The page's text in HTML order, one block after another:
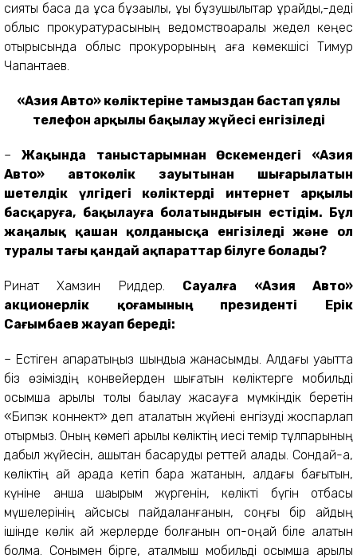
сияқты басқа да ұсақ бұзақылық, құқық бұзушылықтар құрайды,-деді
облыс прокуратурасының ведомствоаралық жедел кеңес
отырысында облыс прокурорының аға көмекшісі Тимур
Чақпантаев.
«Азия Авто» көліктеріне тамыздан бастап ұялы
телефон арқылы бақылау жүйесі енгізіледі
– Жақында таныстарымнан Өскемендегі «Азия
Авто» автокөлік зауытынан шығарылатын
шетелдік үлгідегі көліктерді интернет арқылы
басқаруға, бақылауға болатындығын естідім. Бұл
жаңалық қашан қолданысқа енгізіледі және ол
туралы тағы қандай ақпараттар білуге болады?
Ринат Хамзин Риддер. Сауалға «Азия Авто»
акционерлік қоғамының президенті Ерік
Сағымбаев жауап береді:
– Естіген ақпаратыңыз шындыққа жанасымды. Алдағы уақытта
біз өзіміздің конвейерден шығатын көліктерге мобильді
қосымша арқылы толық бақылау жасауға мүмкіндік беретін
«Бипэк коннект» деп аталатын жүйені енгізуді жоспарлап
отырмыз. Оның көмегі арқылы көліктің иесі темір тұлпарының
дабыл жүйесін, қашықтан басқаруды реттей алады. Сондай-ақ,
көліктің қай арада кетіп бара жатқанын, алдағы бағытын,
күніне қанша шақырым жүргенін, көлікті бүгін отбасы
мүшелерінің қайсысы пайдаланғанын, соңғы бір айдың
ішінде көлік қай жерлерде болғанын оп-оңай біле алатын
болмақ. Сонымен бірге, аталмыш мобильді қосымша арқылы